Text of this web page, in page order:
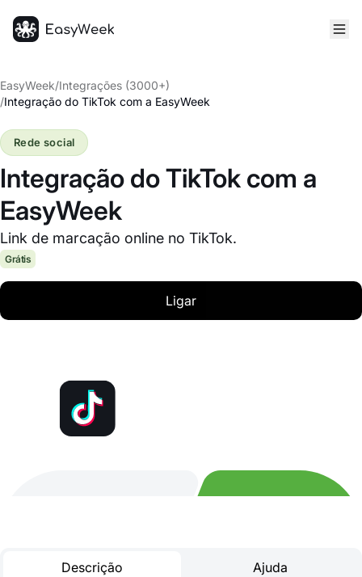
EasyWeek/Integrações (3000+)
/Integração do TikTok com a EasyWeek
Integração do TikTok com a
EasyWeek
Link de marcação online no TikTok.
Rede social
Grátis
Ligar
Descrição Ajuda